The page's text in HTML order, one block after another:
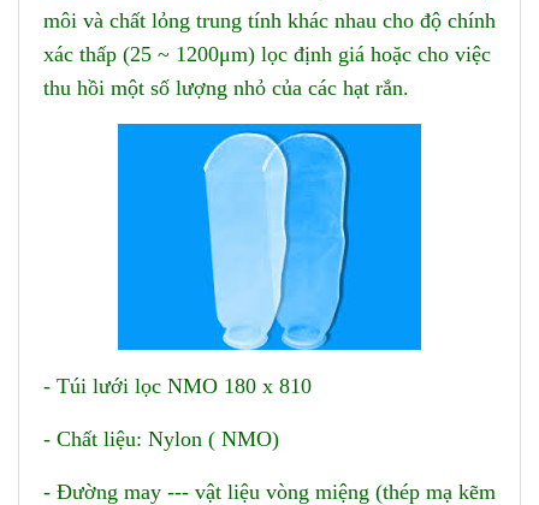
môi và chất lỏng trung tính khác nhau cho độ chính
xác thấp (25 ~ 1200μm) lọc định giá hoặc cho việc
thu hồi một số lượng nhỏ của các hạt rắn.
- Túi lưới lọc NMO 180 x 810
- Chất liệu: Nylon ( NMO)
- Đường may --- vật liệu vòng miệng (thép mạ kẽm